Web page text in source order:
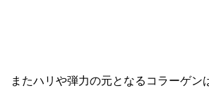
またハリや弾力の元となるコラーゲン